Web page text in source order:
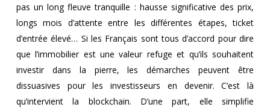
pas un long fleuve tranquille : hausse significative des prix,
longs mois d’attente entre les différentes étapes, ticket
d’entrée élevé… Si les Français sont tous d’accord pour dire
que l’immobilier est une valeur refuge et qu’ils souhaitent
investir dans la pierre, les démarches peuvent être
dissuasives pour les investisseurs en devenir. C’est là
qu’intervient la blockchain. D’une part, elle simplifie